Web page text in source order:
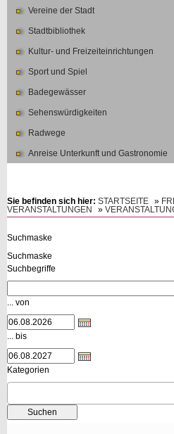
Vereine der Stadt
Stadtbibliothek
Kultur- und Freizeiteinrichtungen
Sport und Spiel
Badegewässer
Sehenswürdigkeiten
Radwege
Anreise Unterkunft und Gastronomie
Sie befinden sich hier: STARTSEITE »
VERANSTALTUNGEN
»
Suchmaske
Suchmaske
Suchbegriffe
... von
... bis
Kategorien